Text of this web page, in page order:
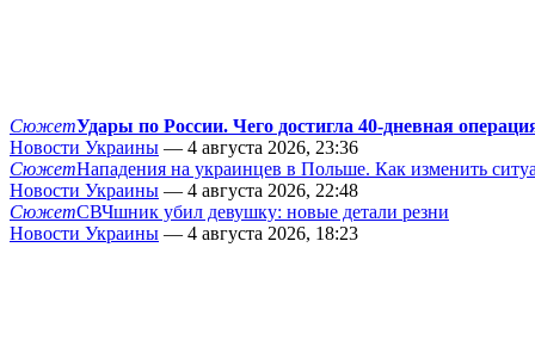
СюжетУдары по России. Чего достигла 40-дневная
Новости Украины — 4 августа 2026, 23:36
СюжетНападения на украинцев в Польше. Как изменить
Новости Украины — 4 августа 2026, 22:48
СюжетСВЧшник убил девушку: новые детали резни
Новости Украины — 4 августа 2026, 18:23